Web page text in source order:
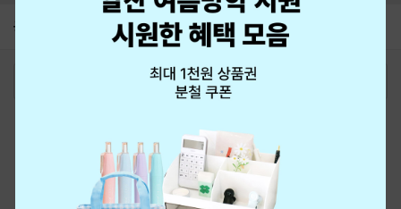
공지 8월 신용카드 무이자할부 안내
최근 본 상품
eBook 1:1문의/채팅상담
예스이십사(주) 사업자 정보
이용약관
개인정보처리방침
청소년보호정책